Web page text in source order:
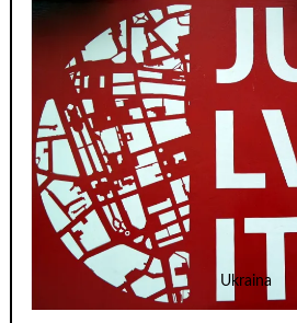
Ukraina